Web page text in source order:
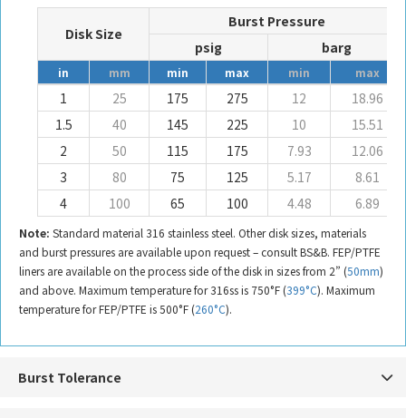
Disk Size
Burst Pressure
psig
barg
in mm min max min max
1 25 175 275 12
18.96
1.5
40 145 225 10
15.51
2
50 115 175 7.93
12.06
3
80 75 125 5.17
8.61
4
100 65 100 4.48 6.89
Note: Standard material 316 stainless steel. Other disk sizes, materials
and burst pressures are available upon request – consult BS&B. FEP/PTFE
liners are available on the process side of the disk in sizes from 2” (50mm)
and above. Maximum temperature for 316ss is 750°F (399°C). Maximum
temperature for FEP/PTFE is 500°F (260°C).
Burst Tolerance